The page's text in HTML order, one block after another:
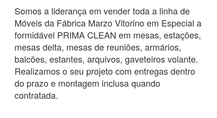
Somos a liderança em vender toda a linha de
Móveis da Fábrica Marzo Vitorino em Especial a
formidável PRIMA CLEAN em mesas, estações,
mesas delta, mesas de reuniões, armários,
balcões, estantes, arquivos, gaveteiros volante.
Realizamos o seu projeto com entregas dentro
do prazo e montagem inclusa quando
contratada.